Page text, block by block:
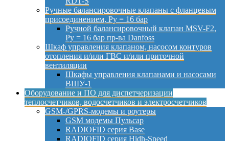
Ручные балансировочные клапаны с фланцевым
присоединением, Py = 16 бар
Ручной балансировочный клапан MSV-F2,
Py = 16 бар пр-ва Danfoss
Шкаф управления клапаном, насосом контуров
отопления и/или ГВС и/или приточной
вентиляции
Шкафы управления клапанами и насосами
ВШУ-1
Оборудование и ПО для диспетчеризации
теплосчетчиков, водосчетчиков и электросчетчиков
GSM-/GPRS-модемы и роутеры
GSM модемы Пульсар
RADIOFID серия Base
RADIOFID серия Hidh-Speed